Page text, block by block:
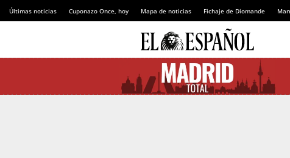
Últimas noticias Cuponazo Once, hoy Mapa de noticias Fichaje de Diomande